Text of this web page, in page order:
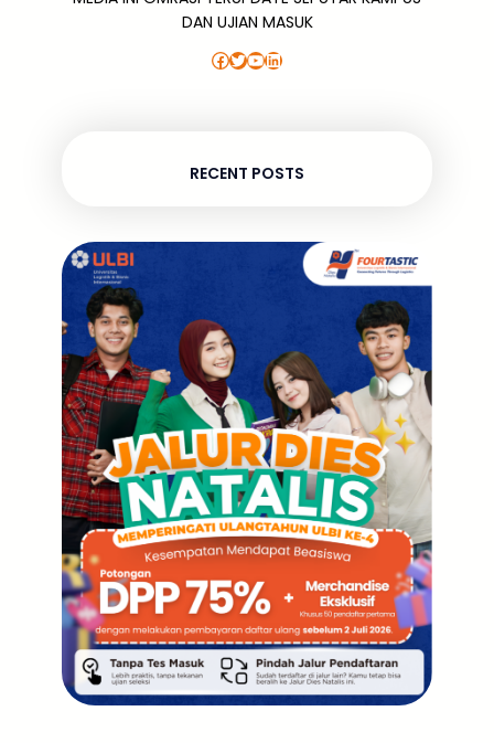
DAN UJIAN MASUK
Facebook Twitter YouTube LinkedIn
RECENT POSTS